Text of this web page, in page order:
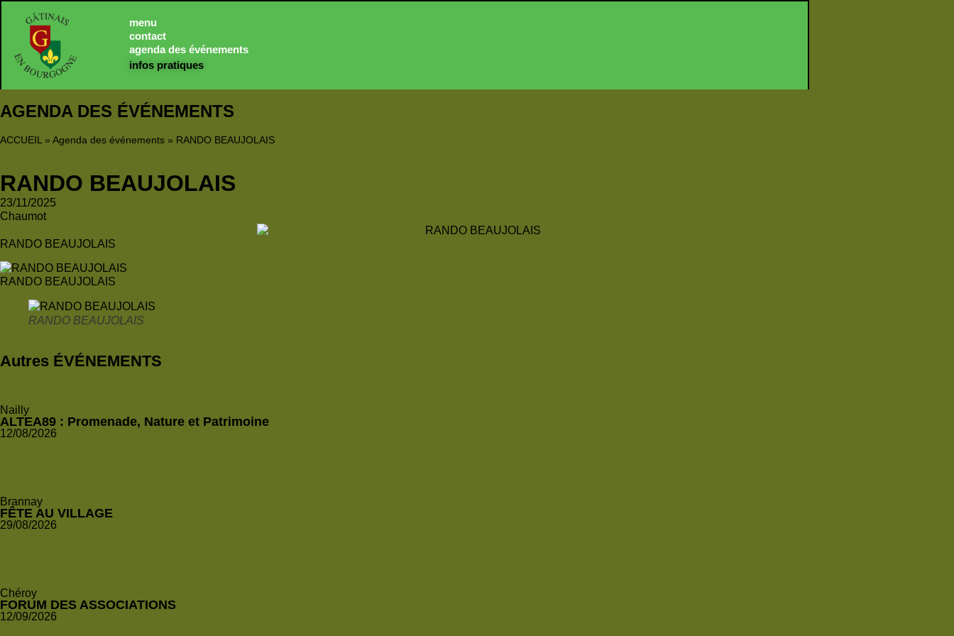
menu
contact
agenda des événements
infos pratiques
AGENDA DES ÉVÉNEMENTS
ACCUEIL» Agenda des événements » RANDO BEAUJOLAIS
RANDO BEAUJOLAIS
23/11/2025
Chaumot
RANDO BEAUJOLAIS
RANDO BEAUJOLAIS
RANDO BEAUJOLAIS
Autres ÉVÉNEMENTS
Nailly
ALTEA89 : Promenade, Nature et Patrimoine
12/08/2026
Brannay
FÊTE AU VILLAGE
29/08/2026
Chéroy
FORUM DES ASSOCIATIONS
12/09/2026